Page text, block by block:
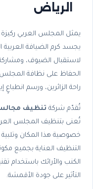
الرياض
يمثل المجلس العربي
يجسد كرم الضيافة العربية
لاستقبال الضيوف، ومشاركة
الحفاظ على نظافة المجلس
راحة الزائرين، ورسم
تُقدّم شركة تنظيف
تُعنى بتنظيف المجلس
خصوصية هذا المكان
التنظيف العناية بجميع
الكنب والأرائك باستخدام
التأثير على جودة الأقمشة.